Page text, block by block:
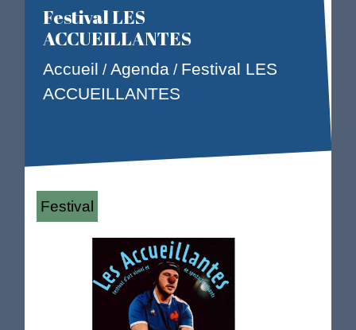
Festival LES
ACCUEILLANTES
Accueil /Agenda/ Festival LES
ACCUEILLANTES
Festival